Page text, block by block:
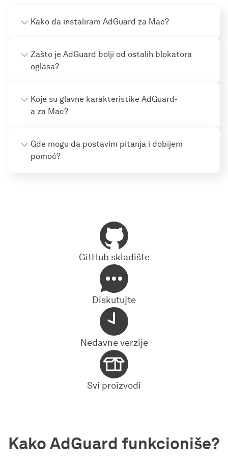
Kako da instaliram AdGuard za Mac?
Zašto je AdGuard bolji od ostalih blokatora
oglasa?
Koje su glavne karakteristike AdGuard-
a za Mac?
Gde mogu da postavim pitanja i dobijem
pomoć?
GitHub skladište
Diskutujte
Nedavne verzije
Svi proizvodi
Kako AdGuard funkcioniše?